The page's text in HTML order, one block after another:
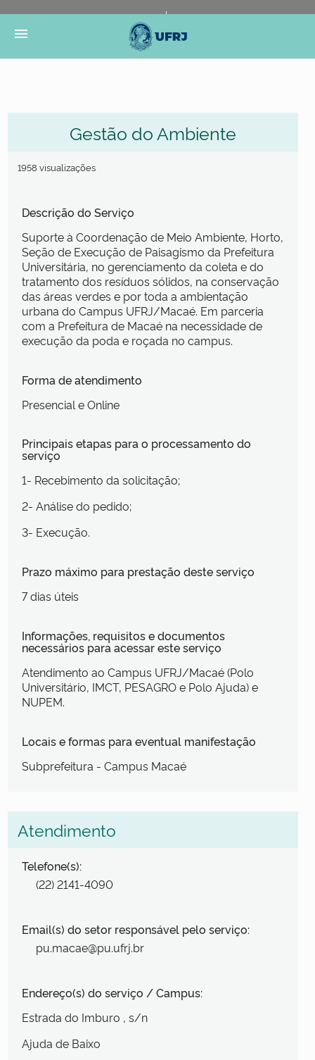
Portal do Governo Brasileiro
Governo
menu
Gestão do Ambiente
1958 visualizações
Descrição do Serviço
Suporte à Coordenação de Meio Ambiente, Horto,
Seção de Execução de Paisagismo da Prefeitura
Universitária, no gerenciamento da coleta e do
tratamento dos resíduos sólidos, na conservação
das áreas verdes e por toda a ambientação
urbana do Campus UFRJ/Macaé. Em parceria
com a Prefeitura de Macaé na necessidade de
execução da poda e roçada no campus.
Forma de atendimento
Presencial e Online
Principais etapas para o processamento do
serviço
1- Recebimento da solicitação;
2- Análise do pedido;
3- Execução.
Prazo máximo para prestação deste serviço
7 dias úteis
Informações, requisitos e documentos
necessários para acessar este serviço
Atendimento ao Campus UFRJ/Macaé (Polo
Universitário, IMCT, PESAGRO e Polo Ajuda) e
NUPEM.
Locais e formas para eventual manifestação
Subprefeitura - Campus Macaé
Atendimento
Telefone(s):
(22) 2141-4090
Email(s) do setor responsável pelo serviço:
pu.macae@pu.ufrj.br
Endereço(s) do serviço / Campus:
Estrada do Imburo , s/n
Ajuda de Baixo